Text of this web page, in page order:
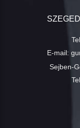
E-mail:
Sejben-